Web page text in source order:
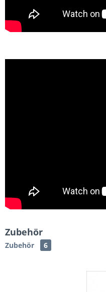
Zubehör
Zubehör 6